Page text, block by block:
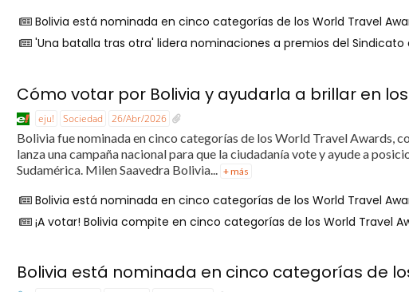
Bolivia está nominada en cinco categorías de los World Travel
'Una batalla tras otra' lidera nominaciones a premios del Sindicato
Cómo votar por Bolivia y ayudarla a brillar en
eju! Sociedad 26/Abr/2026
Bolivia fue nominada en cinco categorías de los World Travel Awards,
lanza una campaña nacional para que la ciudadanía vote y ayude a
Sudamérica. Milen Saavedra Bolivia...
+ más
Bolivia está nominada en cinco categorías de los World Travel
¡A votar! Bolivia compite en cinco categorías de los World Travel
Bolivia está nominada en cinco categorías de